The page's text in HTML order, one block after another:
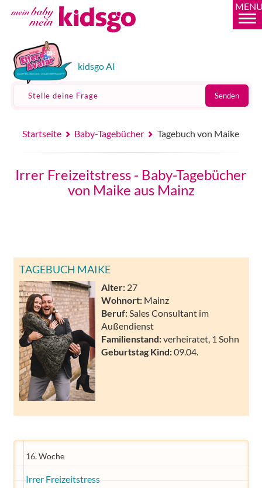
kidsgo AI
Stelle deine Frage Senden
Startseite Baby-Tagebücher Tagebuch von Maike
Irrer Freizeitstress - Baby-Tagebücher
von Maike aus Mainz
TAGEBUCH MAIKE
Alter: 27
Wohnort: Mainz
Beruf: Sales Consultant im
Außendienst
Familienstand:verheiratet, 1 Sohn
Geburtstag Kind:09.04.
16. Woche
Irrer Freizeitstress